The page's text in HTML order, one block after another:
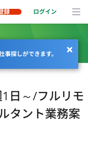
録 ログイン
事探しができます。
1日～/フルリモ
タント業務案